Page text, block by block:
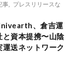
事
プレスリリースな
、倉吉運
と資本提携〜山陰
運送ネットワーク